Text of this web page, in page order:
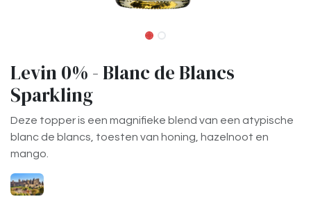
Levin 0% - Blanc de Blancs
Sparkling
Deze topper is een magnifieke blend van een atypische
blanc de blancs, toesten van honing, hazelnoot en
mango.